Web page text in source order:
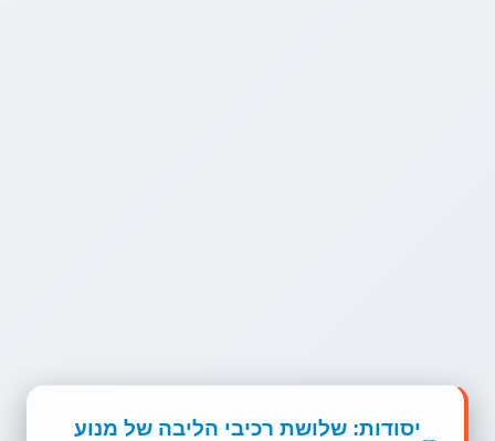
יסודות: שלושת רכיבי הליבה של מנוע